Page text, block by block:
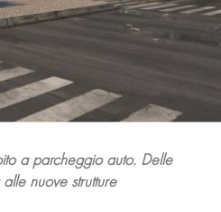
a parcheggio auto. Delle
nuove strutture